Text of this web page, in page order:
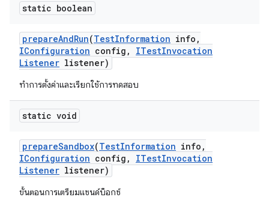
static boolean
prepareAndRun(TestInformation info ,
IConfiguration config , ITestInvocation
Listener listener)
ทำการตั้งค่าและเรียกใช้การทดสอบ
static void
prepareSandbox(TestInformation info ,
IConfiguration config , ITestInvocation
Listener listener)
ขั้นตอนการเตรียมแซนด์บ็อกซ์